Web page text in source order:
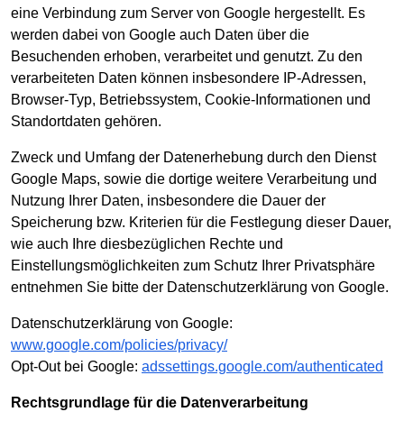
eine Verbindung zum Server von Google hergestellt. Es
werden dabei von Google auch Daten über die
Besuchenden erhoben, verarbeitet und genutzt. Zu den
verarbeiteten Daten können insbesondere IP-Adressen,
Browser-Typ, Betriebssystem, Cookie-Informationen und
Standortdaten gehören.
Zweck und Umfang der Datenerhebung durch den Dienst
Google Maps, sowie die dortige weitere Verarbeitung und
Nutzung Ihrer Daten, insbesondere die Dauer der
Speicherung bzw. Kriterien für die Festlegung dieser Dauer,
wie auch Ihre diesbezüglichen Rechte und
Einstellungsmöglichkeiten zum Schutz Ihrer Privatsphäre
entnehmen Sie bitte der Datenschutzerklärung von Google.
Datenschutzerklärung von Google:
www.google.com/policies/privacy/
Opt-Out bei Google: adssettings.google.com/authenticated
Rechtsgrundlage für die Datenverarbeitung